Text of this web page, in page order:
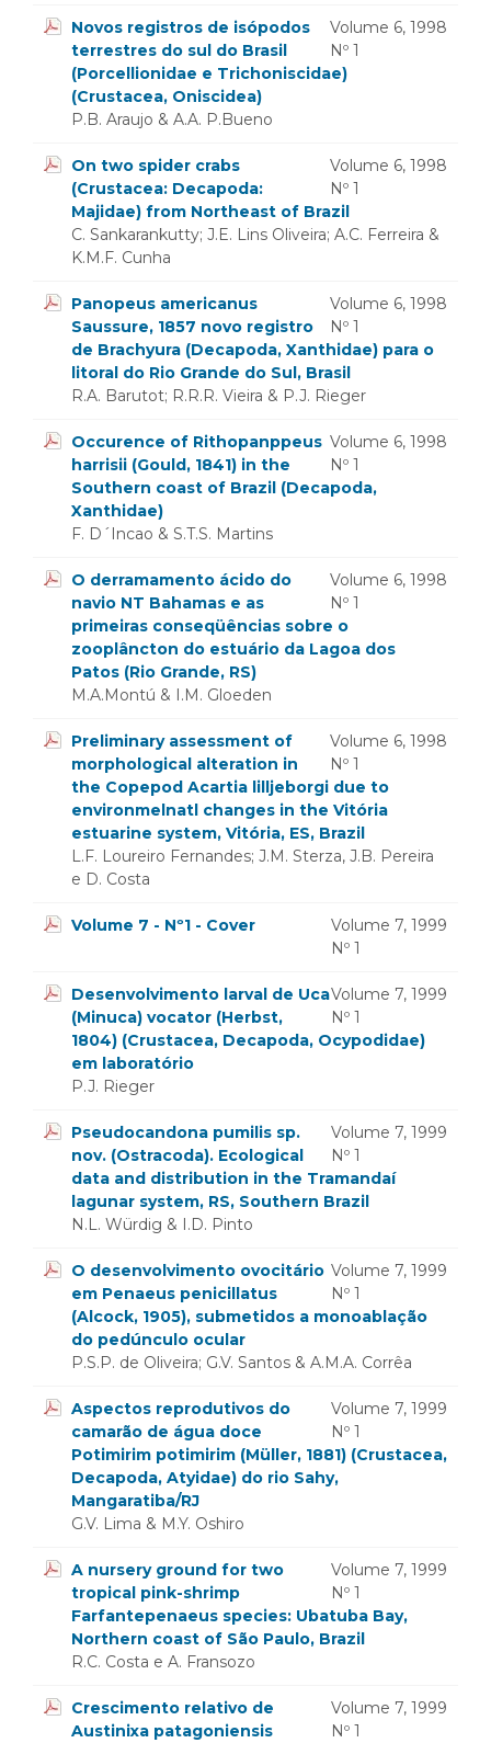
Volume 6, 1998
Nº 1
Novos registros de isópodos
terrestres do sul do Brasil
(Porcellionidae e Trichoniscidae)
(Crustacea, Oniscidea)
P.B. Araujo & A.A. P.Bueno
Volume 6, 1998
Nº 1
On two spider crabs
(Crustacea: Decapoda:
Majidae) from Northeast of Brazil
C. Sankarankutty; J.E. Lins Oliveira; A.C. Ferreira &
K.M.F. Cunha
Volume 6, 1998
Nº 1
Panopeus americanus
Saussure, 1857 novo registro
de Brachyura (Decapoda, Xanthidae) para o
litoral do Rio Grande do Sul, Brasil
R.A. Barutot; R.R.R. Vieira & P.J. Rieger
Volume 6, 1998
Nº 1
Occurence of Rithopanppeus
harrisii (Gould, 1841) in the
Southern coast of Brazil (Decapoda,
Xanthidae)
F. D´Incao & S.T.S. Martins
Volume 6, 1998
Nº 1
O derramamento ácido do
navio NT Bahamas e as
primeiras conseqüências sobre o
zooplâncton do estuário da Lagoa dos
Patos (Rio Grande, RS)
M.A.Montú & I.M. Gloeden
Volume 6, 1998
Nº 1
Preliminary assessment of
morphological alteration in
the Copepod Acartia lilljeborgi due to
environmelnatl changes in the Vitória
estuarine system, Vitória, ES, Brazil
L.F. Loureiro Fernandes; J.M. Sterza, J.B. Pereira
e D. Costa
Volume 7, 1999
Nº 1
Volume 7 - Nº1 - Cover
Volume 7, 1999
Nº 1
Desenvolvimento larval de Uca
(Minuca) vocator (Herbst,
1804) (Crustacea, Decapoda, Ocypodidae)
em laboratório
P.J. Rieger
Volume 7, 1999
Nº 1
Pseudocandona pumilis sp.
nov. (Ostracoda). Ecological
data and distribution in the Tramandaí
lagunar system, RS, Southern Brazil
N.L. Würdig & I.D. Pinto
Volume 7, 1999
Nº 1
O desenvolvimento ovocitário
em Penaeus penicillatus
(Alcock, 1905), submetidos a monoablação
do pedúnculo ocular
P.S.P. de Oliveira; G.V. Santos & A.M.A. Corrêa
Volume 7, 1999
Nº 1
Aspectos reprodutivos do
camarão de água doce
Potimirim potimirim (Müller, 1881) (Crustacea,
Decapoda, Atyidae) do rio Sahy,
Mangaratiba/RJ
G.V. Lima & M.Y. Oshiro
Volume 7, 1999
Nº 1
A nursery ground for two
tropical pink-shrimp
Farfantepenaeus species: Ubatuba Bay,
Northern coast of São Paulo, Brazil
R.C. Costa e A. Fransozo
Volume 7, 1999
Nº 1
Crescimento relativo de
Austinixa patagoniensis